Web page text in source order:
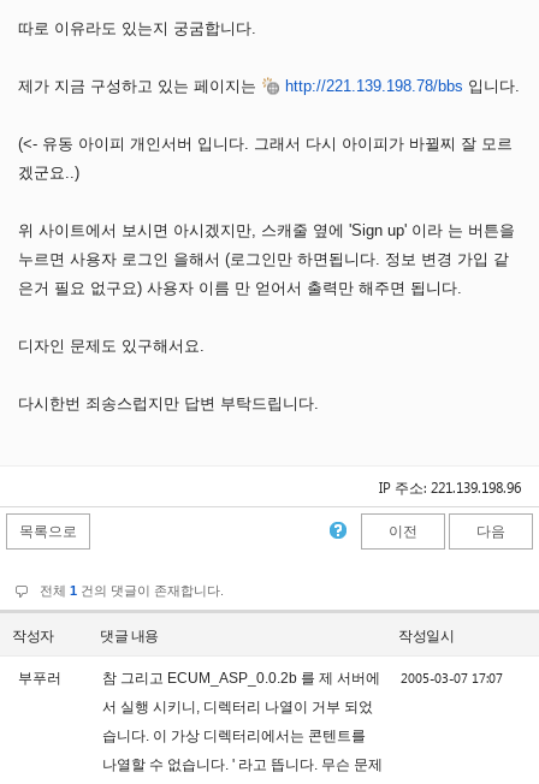
따로 이유라도 있는지 궁굼합니다.
제가 지금 구성하고 있는 페이지는 http://221.139.198.78/bbs 입니다.
(<- 유동 아이피 개인서버 입니다. 그래서 다시 아이피가 바뀔찌 잘 모르
겠군요..)
위 사이트에서 보시면 아시겠지만, 스캐줄 옆에 'Sign up' 이라 는 버튼을
누르면 사용자 로그인 을해서 (로그인만 하면됩니다. 정보 변경 가입 같
은거 필요 없구요) 사용자 이름 만 얻어서 출력만 해주면 됩니다.
디자인 문제도 있구해서요.
다시한번 죄송스럽지만 답변 부탁드립니다.
IP 주소: 221.139.198.96
목록으로 이전 다음
전체 1 건의 댓글이 존재합니다.
작성자 댓글 내용 작성일시
부푸러
참 그리고 ECUM_ASP_0.0.2b 를 제 서버에
서 실행 시키니, 디렉터리 나열이 거부 되었
습니다. 이 가상 디렉터리에서는 콘텐트를
나열할 수 없습니다. ' 라고 뜹니다. 무슨 문제
2005-03-07 17:07